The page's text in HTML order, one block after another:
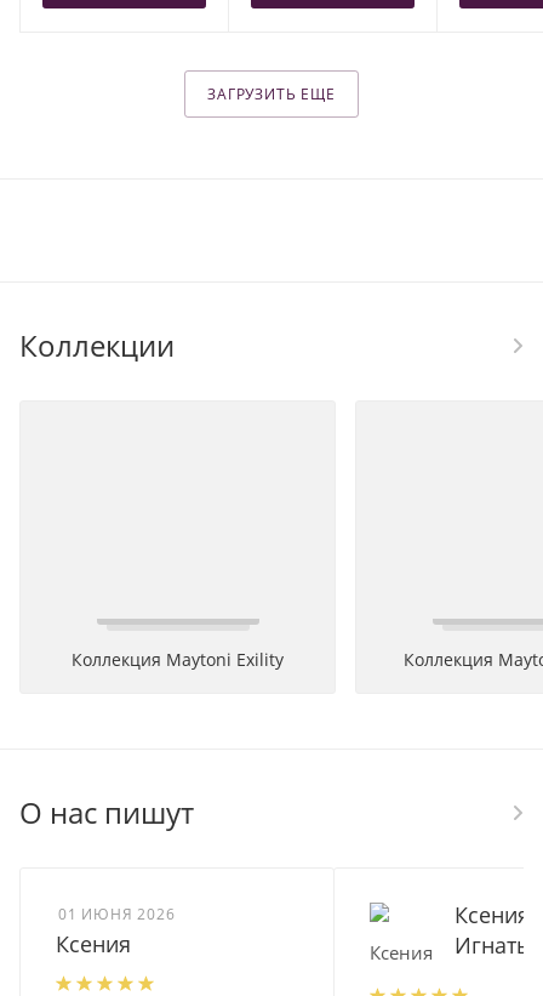
ЗАГРУЗИТЬ ЕЩЕ
Коллекции
Коллекция Maytoni Exility Коллекция
О нас пишут
01 ИЮНЯ 2026
Ксения
Ксения